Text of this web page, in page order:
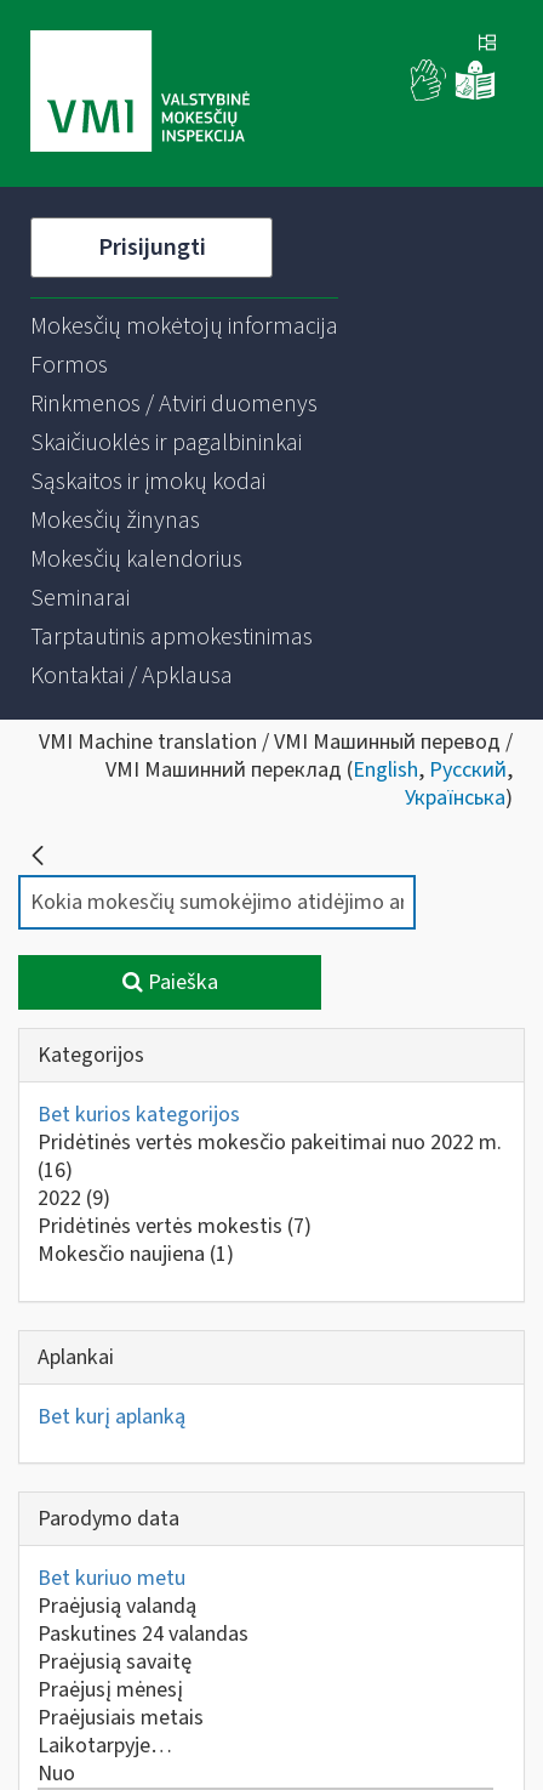
Prisijungti
Mokesčių mokėtojų informacija
Formos
Rinkmenos / Atviri duomenys
Skaičiuoklės ir pagalbininkai
Sąskaitos ir įmokų kodai
Mokesčių žinynas
Mokesčių kalendorius
Seminarai
Tarptautinis apmokestinimas
Kontaktai / Apklausa
VMI Machine translation / VMI Машинный перевод /
VMI Машинний переклад (English, Русский,
Українська)
Paieška
Kategorijos
Bet kurios kategorijos
Pridėtinės vertės mokesčio pakeitimai nuo 2022 m.
(16)
2022 (9)
Pridėtinės vertės mokestis (7)
Mokesčio naujiena (1)
Aplankai
Bet kurį aplanką
Parodymo data
Bet kuriuo metu
Praėjusią valandą
Paskutines 24 valandas
Praėjusią savaitę
Praėjusį mėnesį
Praėjusiais metais
Laikotarpyje…
Nuo